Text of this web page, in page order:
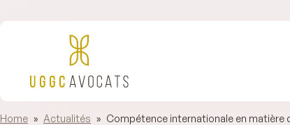
Home » Actualités » Compétence internationale en matière